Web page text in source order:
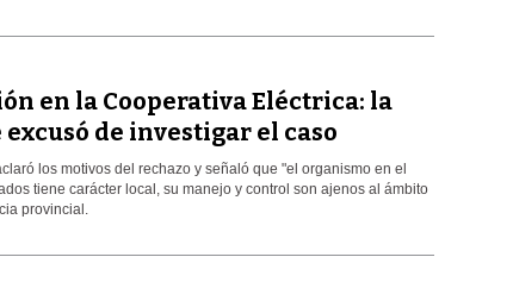
en la Cooperativa Eléctrica: la
excusó de investigar el caso
los motivos del rechazo y señaló que "el organismo en el
tiene carácter local, su manejo y control son ajenos al ámbito
provincial.